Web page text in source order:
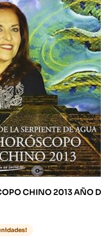
CHINO 2013 AÑO
DE AGUA